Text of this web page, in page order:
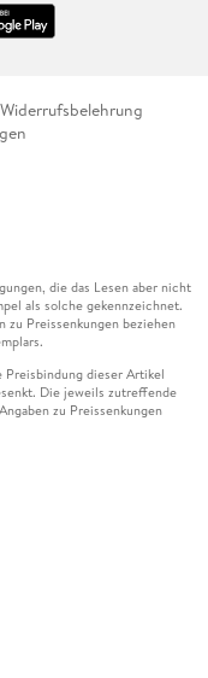
Widerrufsbelehrung
die das Lesen aber nicht
als solche gekennzeichnet.
zu Preissenkungen beziehen
dieser Artikel
Die jeweils zutreffende
zu Preissenkungen